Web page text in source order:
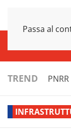
Passa al
TREND PNRR